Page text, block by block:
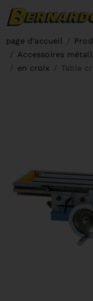
page d'accueil
Accessoires
en croix
Table